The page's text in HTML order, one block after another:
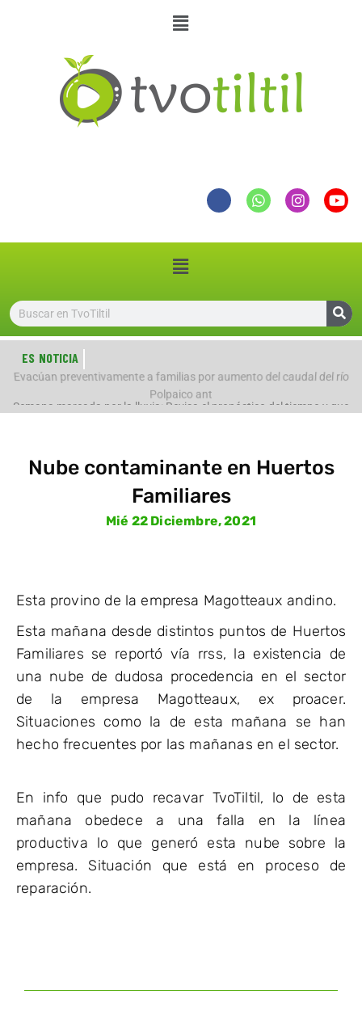
ES NOTICIA
Evacúan preventivamente a familias por aumento del caudal del río
Polpaico ant
Nube contaminante en Huertos
Familiares
Mié 22 Diciembre, 2021
Esta provino de la empresa Magotteaux andino.
Esta mañana desde distintos puntos de Huertos
Familiares se reportó vía rrss, la existencia de
una nube de dudosa procedencia en el sector
de la empresa Magotteaux, ex proacer.
Situaciones como la de esta mañana se han
hecho frecuentes por las mañanas en el sector.
En info que pudo recavar TvoTiltil, lo de esta
mañana obedece a una falla en la línea
productiva lo que generó esta nube sobre la
empresa. Situación que está en proceso de
reparación.